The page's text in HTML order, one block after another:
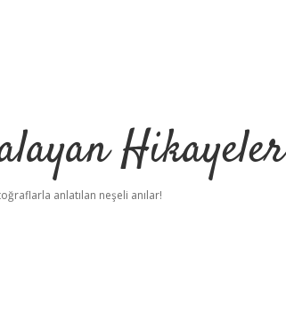
Hikayeler
anlatılan neşeli anılar!